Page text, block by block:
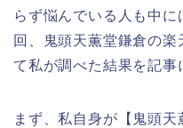
らず悩んでいる人も中
回、鬼頭天薫堂鎌倉の
て私が調べた結果を記事
まず、私自身が【鬼頭